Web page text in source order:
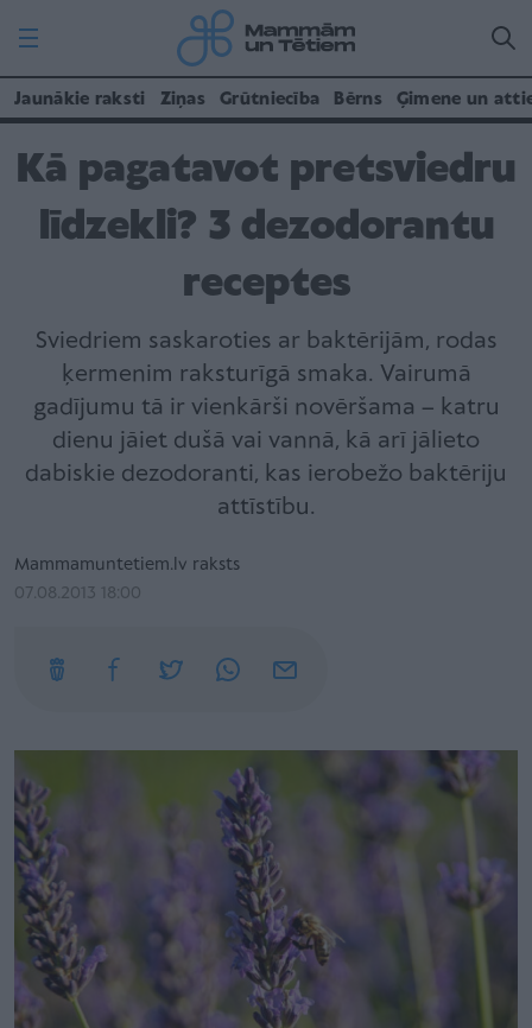
Jaunākie raksti Ziņas Grūtniecība Bērns Ģimene un
Kā pagatavot pretsviedru
līdzekli? 3 dezodorantu
receptes
Sviedriem saskaroties ar baktērijām, rodas
ķermenim raksturīgā smaka. Vairumā
gadījumu tā ir vienkārši novēršama – katru
dienu jāiet dušā vai vannā, kā arī jālieto
dabiskie dezodoranti, kas ierobežo baktēriju
attīstību.
Mammamuntetiem.lv raksts
07.08.2013 18:00